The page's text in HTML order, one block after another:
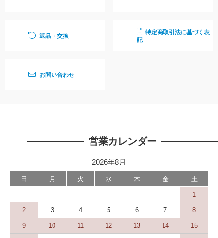
返品・交換
特定商取引法に基づく表
記
お問い合わせ
営業カレンダー
2026年8月
日 月 火 水 木 金 土
1
2 3 4 5 6 7 8
9 10 11 12 13 14 15